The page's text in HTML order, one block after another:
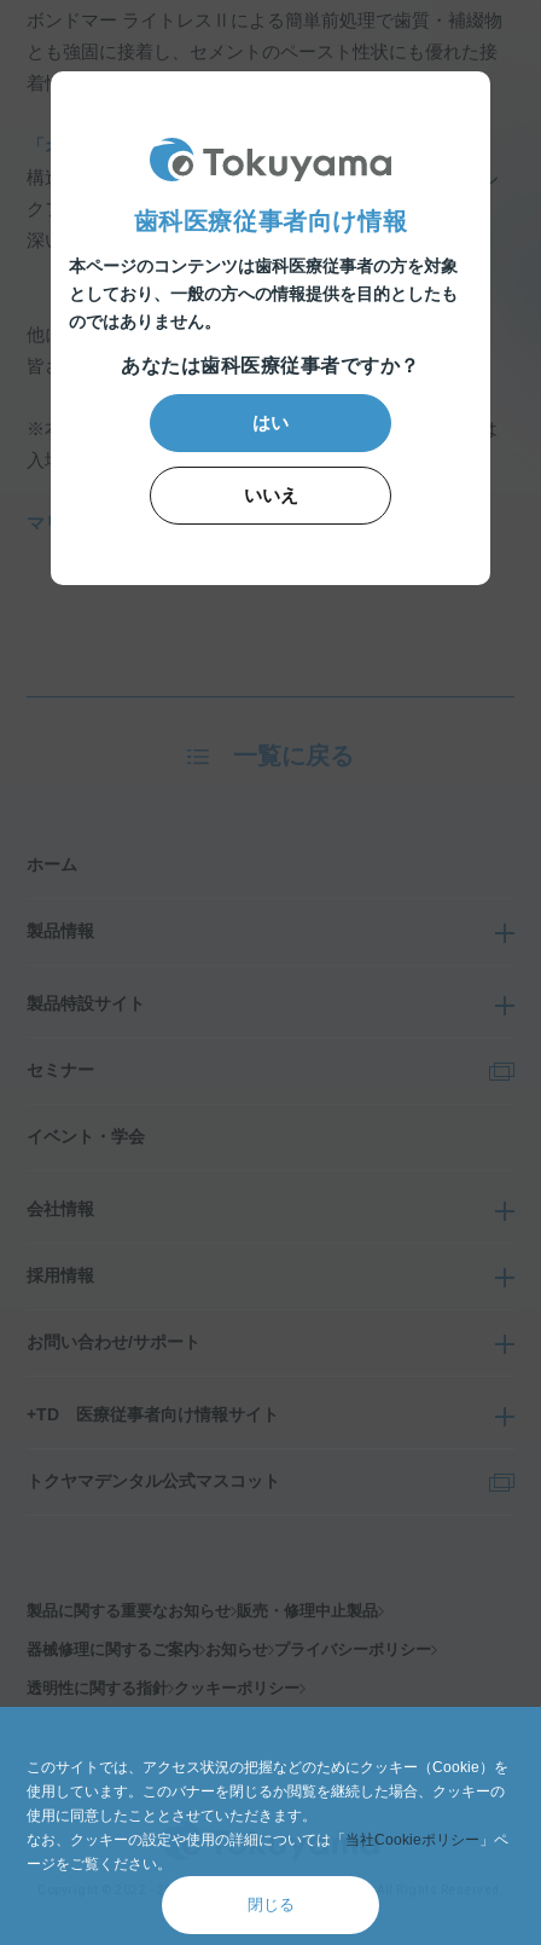
ボンドマー ライトレスⅡによる簡単前処理で歯質・補綴物
とも強固に接着し、セメントのペースト性状にも優れた接
着性レジンセメント。
「オムニクロマフローバルク」
構造色で幅広い色調適合性を実現したオムニクロマのバル
クフィルタイプ。
深い窩洞にも一括充填が可能。
他にも多数展示します。
皆さまのご来場を心からお待ちしております。
※本展示会は歯科医療関係者向け展示会です。一般の方は
入場できません。
マリンメッセ福岡 A館 アクセスはこちら
一覧に戻る
このサイトでは、アクセス状況の把握などのためにクッキー（Cookie）を
使用しています。このバナーを閉じるか閲覧を継続した場合、クッキーの
使用に同意したこととさせていただきます。
なお、クッキーの設定や使用の詳細については「 当社Cookieポリシー 」ペ
ージをご覧ください。
閉じる
ホーム
製品情報
製品特設サイト
セミナー
イベント・学会
会社情報
採用情報
お問い合わせ/サポート
+TD 医療従事者向け情報サイト
トクヤマデンタル公式マスコット
製品に関する重要なお知らせ 販売・修理中止製品
器械修理に関するご案内 お知らせ プライバシーポリシー
透明性に関する指針 クッキーポリシー
Copyright © 2022 - 2026 Tokuyama Dental CorporationAll Rights Reserved.
歯科医療従事者向け情報
本ページのコンテンツは歯科医療従事者の方を対象
としており、 一般の方への情報提供を目的としたも
のではありません。
あなたは歯科医療従事者ですか？
はい
いいえ